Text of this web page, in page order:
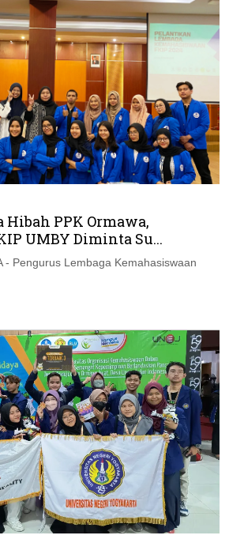
Hibah PPK Ormawa,
UMBY Diminta Su...
- Pengurus Lembaga Kemahasiswaan